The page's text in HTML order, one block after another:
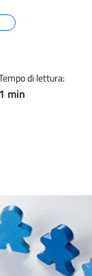
di lettura:
1 min